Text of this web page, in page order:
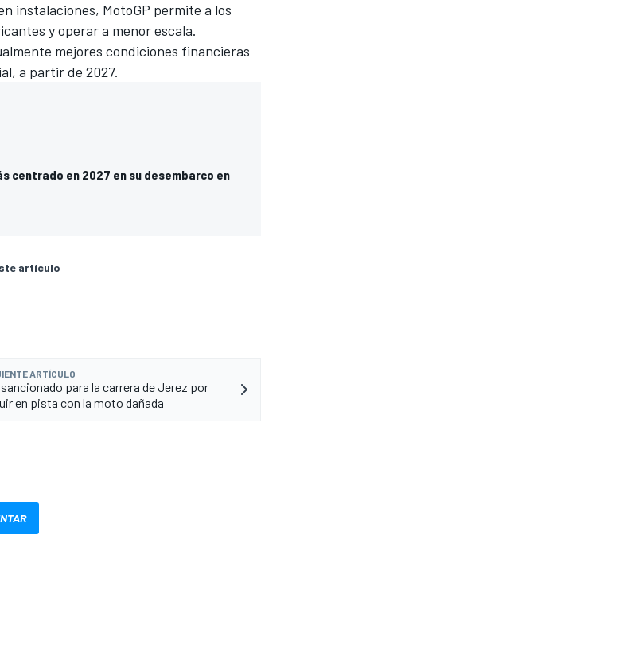
instalaciones, MotoGP permite a los
y operar a menor escala.
mejores condiciones financieras
a partir de 2027.
centrado en 2027 en su desembarco en
artículo
ARTÍCULO
sancionado para la carrera de Jerez por
en pista con la moto dañada